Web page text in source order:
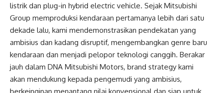
listrik dan plug-in hybrid electric vehicle. Sejak Mitsubishi
Group memproduksi kendaraan pertamanya lebih dari satu
dekade lalu, kami mendemonstrasikan pendekatan yang
ambisius dan kadang disruptif, mengembangkan genre baru
kendaraan dan menjadi pelopor teknologi canggih. Berakar
jauh dalam DNA Mitsubishi Motors, brand strategy kami
akan mendukung kepada pengemudi yang ambisius,